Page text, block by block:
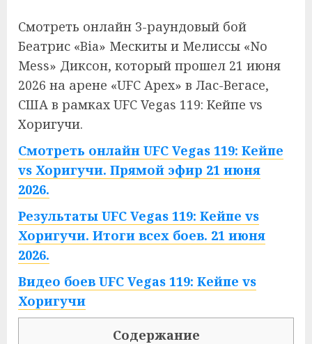
Смотреть онлайн 3-раундовый бой
Беатрис «Bia» Мескиты и Мелиссы «No
Mess» Диксон, который прошел 21 июня
2026 на арене «UFC Apex» в Лас-Вегасе,
США в рамках UFC Vegas 119: Кейпе vs
Хоригучи.
Смотреть онлайн UFC Vegas 119: Кейпе
vs Хоригучи. Прямой эфир 21 июня
2026.
Результаты UFC Vegas 119: Кейпе vs
Хоригучи. Итоги всех боев. 21 июня
2026.
Видео боев UFC Vegas 119: Кейпе vs
Хоригучи
Содержание